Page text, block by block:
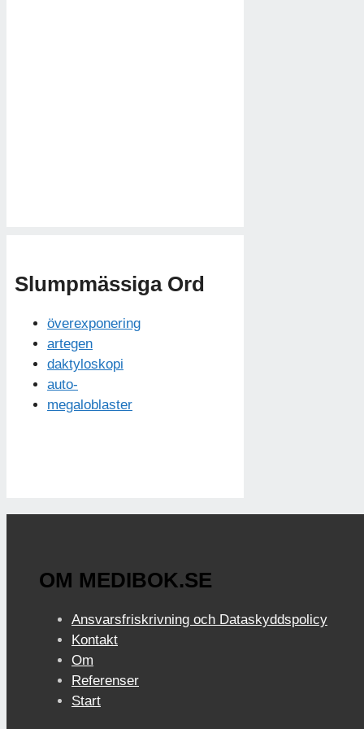
Slumpmässiga Ord
överexponering
artegen
daktyloskopi
auto-
megaloblaster
OM MEDIBOK.SE
Ansvarsfriskrivning och Dataskyddspolicy
Kontakt
Om
Referenser
Start